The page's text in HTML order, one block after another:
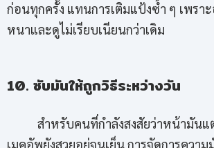
ก่อนทุกครั้ง แทนการเติมแป้งซ้ำ ๆ เพรา
หนาและดูไม่เรียบเนียนกว่าเดิม
10. ซับมันให้ถูกวิธีระหว่างวัน
สำหรับคนที่กำลังสงสัยว่าหน้ามันแต่
เมคอัพยังสวยอยู่จนเย็น การจัดการควา